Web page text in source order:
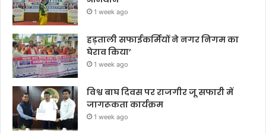
1 week ago
हड़ताली सफाईकर्मियों ने नगर निगम का
घेराव किया’
1 week ago
विश्व बाघ दिवस पर राजगीर जू सफारी में
जागरूकता कार्यक्रम
1 week ago